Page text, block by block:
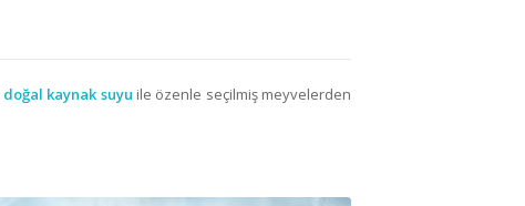
doğal kaynak suyu ile özenle seçilmiş meyvelerden